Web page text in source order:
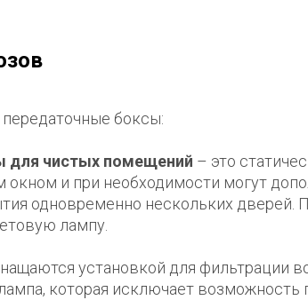
боксы:
чистых помещений – это
и при необходимости могут
одновременно нескольких дверей.
лампу.
установкой для фильтрации
которая исключает